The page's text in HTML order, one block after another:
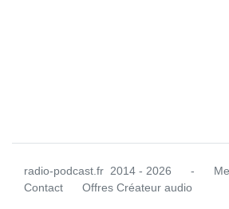
radio-podcast.fr 2014 - 2026 -
Contact
Offres Créateur audio